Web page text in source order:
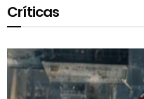
Críticas